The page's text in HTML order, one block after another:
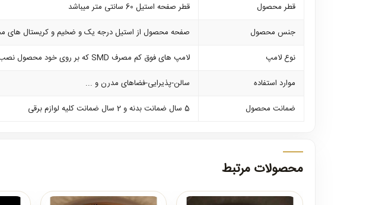
قطر محصول
قطر صفحه استیل 60 سانتی متر میباشد
جنس محصول
صفحه محصول از استیل درجه یک و ضخیم و کریستال های
نوع لامپ
لامپ های فوق کم مصرف SMD که بر روی خود محصول نصب می باشند
موارد استفاده
سالن-پذیرایی-فضاهای مدرن و ...
ضمانت محصول
5 سال ضمانت بدنه و 2 سال ضمانت کلیه لوازم برقی
محصولات مرتبط